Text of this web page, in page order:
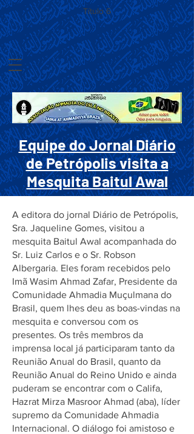
Título 6
Equipe do Jornal Diário
de Petrópolis visita a
Mesquita Baitul Awal
A editora do jornal Diário de Petrópolis,
Sra. Jaqueline Gomes, visitou a
mesquita Baitul Awal acompanhada do
Sr. Luiz Carlos e o Sr. Robson
Albergaria. Eles foram recebidos pelo
Imã Wasim Ahmad Zafar, Presidente da
Comunidade Ahmadia Muçulmana do
Brasil, quem lhes deu as boas-vindas na
mesquita e conversou com os
presentes. Os três membros da
imprensa local já participaram tanto da
Reunião Anual do Brasil, quanto da
Reunião Anual do Reino Unido e ainda
puderam se encontrar com o Califa,
Hazrat Mirza Masroor Ahmad (aba), líder
supremo da Comunidade Ahmadia
Internacional. O diálogo foi amistoso e